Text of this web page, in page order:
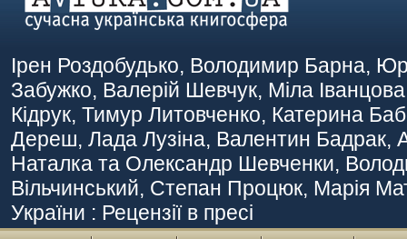
Ірен Роздобудько, Володимир Барна,
Забужко, Валерій Шевчук, Міла
Кідрук, Тимур Литовченко, Катерина
Дереш, Лада Лузіна, Валентин Бадрак,
Наталка та Олександр Шевченки,
Вільчинський, Степан Процюк, Марія
України : Рецензії в пресі